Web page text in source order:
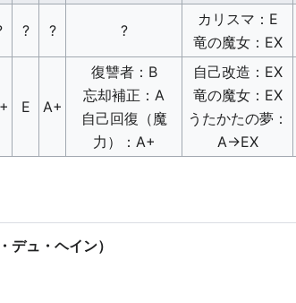
? ? ?
カリスマ：E
竜の魔女：EX
E A+
復讐者：B
忘却補正：A
自己回復（魔
力）：A+
自己改造：EX
竜の魔女：EX
うたかたの夢：
A→EX
デュ・ヘイン）